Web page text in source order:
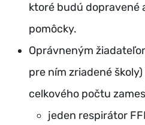
ktoré budú dopravené
pomôcky.
Oprávneným
pre ním zriadené
celkového počtu
jeden respirátor